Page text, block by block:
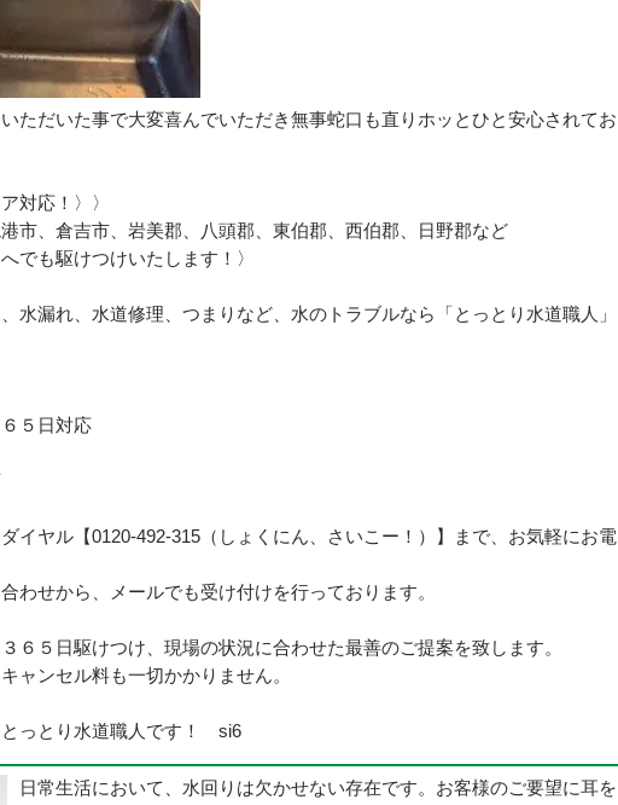
ただいた事で大変喜んでいただき無事蛇口も直りホッとひと安心されてお
対応！〉〉
市、倉吉市、岩美郡、八頭郡、東伯郡、西伯郡、日野郡など
でも駆けつけいたします！〉
水漏れ、水道修理、つまりなど、水のトラブルなら「とっとり水道職人」
５日対応
イヤル【0120-492-315（しょくにん、さいこー！）】まで、お気軽にお電
わせから、メールでも受け付けを行っております。
６５日駆けつけ、現場の状況に合わせた最善のご提案を致します。
ャンセル料も一切かかりません。
とっとり水道職人です！ si6
日常生活において、水回りは欠かせない存在です。お客様のご要望に耳を